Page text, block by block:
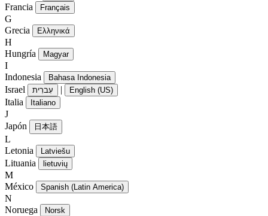
Francia Français
G
Grecia
Ελληνικά
H
Hungría
Magyar
I
Indonesia
Bahasa Indonesia
Israel עִברִית | English (US)
Italia Italiano
J
Japón
日本語
L
Letonia
Latviešu
Lituania lietuvių
M
México
Spanish (Latin America)
N
Noruega
Norsk